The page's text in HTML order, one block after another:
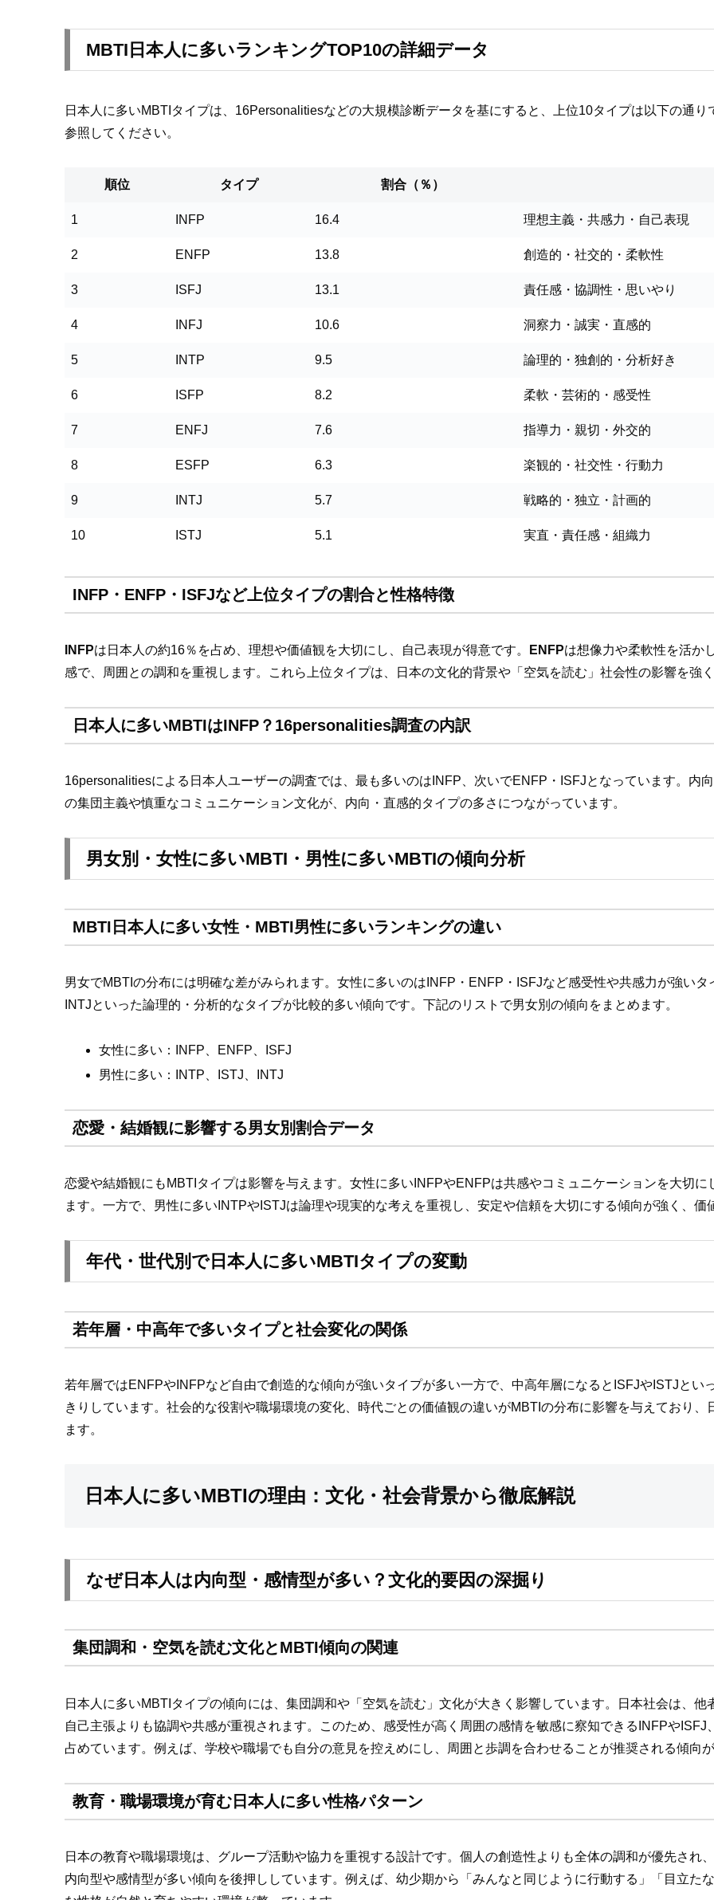
MBTI日本人に多いランキングTOP10の詳細データ
日本人に多いMBTIタイプは、16Personalitiesなどの大規模診断データを基にすると、上位10タイプは以下の通
参照してください。
順位 タイプ 割合（％）
1 INFP 16.4 理想主義・共感力・自己表現
2 ENFP 13.8 創造的・社交的・柔軟性
3 ISFJ 13.1 責任感・協調性・思いやり
4 INFJ 10.6 洞察力・誠実・直感的
5 INTP 9.5 論理的・独創的・分析好き
6 ISFP 8.2 柔軟・芸術的・感受性
7 ENFJ 7.6 指導力・親切・外交的
8 ESFP 6.3 楽観的・社交性・行動力
9 INTJ 5.7 戦略的・独立・計画的
10 ISTJ 5.1 実直・責任感・組織力
INFP・ENFP・ISFJなど上位タイプの割合と性格特徴
INFPは日本人の約16％を占め、理想や価値観を大切にし、自己表現が得意です。 ENFPは想像力や柔軟性を活か
感で、周囲との調和を重視します。これら上位タイプは、日本の文化的背景や「空気を読む」社会性の影響を強
日本人に多いMBTIはINFP？16personalities調査の内訳
16personalitiesによる日本人ユーザーの調査では、最も多いのはINFP、次いでENFP・ISFJとなっています。内
の集団主義や慎重なコミュニケーション文化が、内向・直感的タイプの多さにつながっています。
男女別・女性に多いMBTI・男性に多いMBTIの傾向分析
MBTI日本人に多い女性・MBTI男性に多いランキングの違い
男女でMBTIの分布には明確な差がみられます。女性に多いのはINFP・ENFP・ISFJなど感受性や共感力が強い
INTJといった論理的・分析的なタイプが比較的多い傾向です。下記のリストで男女別の傾向をまとめます。
女性に多い：INFP、ENFP、ISFJ
男性に多い：INTP、ISTJ、INTJ
恋愛・結婚観に影響する男女別割合データ
恋愛や結婚観にもMBTIタイプは影響を与えます。女性に多いINFPやENFPは共感やコミュニケーションを大切
ます。一方で、男性に多いINTPやISTJは論理や現実的な考えを重視し、安定や信頼を大切にする傾向が強く、
年代・世代別で日本人に多いMBTIタイプの変動
若年層・中高年で多いタイプと社会変化の関係
若年層ではENFPやINFPなど自由で創造的な傾向が強いタイプが多い一方で、中高年層になるとISFJやISTJとい
きりしています。社会的な役割や職場環境の変化、時代ごとの価値観の違いがMBTIの分布に影響を与えており
ます。
日本人に多いMBTIの理由：文化・社会背景から徹底解説
なぜ日本人は内向型・感情型が多い？文化的要因の深掘り
集団調和・空気を読む文化とMBTI傾向の関連
日本人に多いMBTIタイプの傾向には、集団調和や「空気を読む」文化が大きく影響しています。日本社会は、
自己主張よりも協調や共感が重視されます。このため、感受性が高く周囲の感情を敏感に察知できるINFPや
占めています。例えば、学校や職場でも自分の意見を控えめにし、周囲と歩調を合わせることが推奨される傾向
教育・職場環境が育む日本人に多い性格パターン
日本の教育や職場環境は、グループ活動や協力を重視する設計です。個人の創造性よりも全体の調和が優先され
内向型や感情型が多い傾向を後押ししています。例えば、幼少期から「みんなと同じように行動する」「目立た